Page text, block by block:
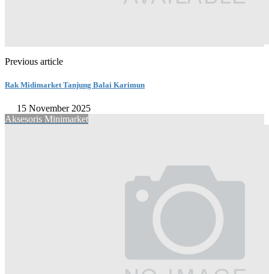
Previous article
Rak Midimarket Tanjung Balai Karimun
15 November 2025
Aksesoris Minimarket